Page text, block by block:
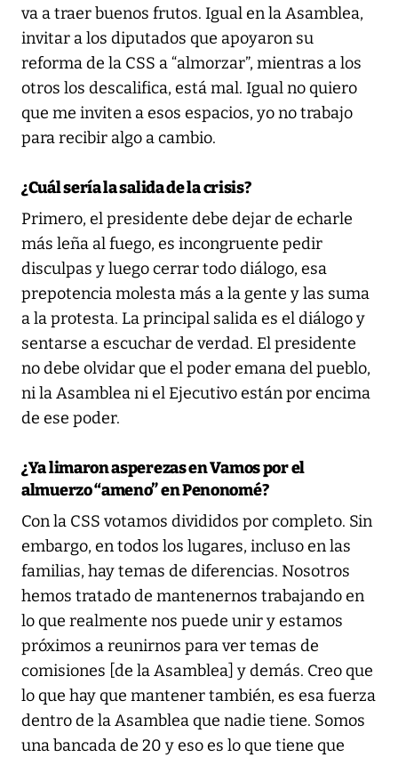
va a traer buenos frutos. Igual en la Asamblea,
invitar a los diputados que apoyaron su
reforma de la CSS a “almorzar”, mientras a los
otros los descalifica, está mal. Igual no quiero
que me inviten a esos espacios, yo no trabajo
para recibir algo a cambio.
¿Cuál sería la salida de la crisis?
Primero, el presidente debe dejar de echarle
más leña al fuego, es incongruente pedir
disculpas y luego cerrar todo diálogo, esa
prepotencia molesta más a la gente y las suma
a la protesta. La principal salida es el diálogo y
sentarse a escuchar de verdad. El presidente
no debe olvidar que el poder emana del pueblo,
ni la Asamblea ni el Ejecutivo están por encima
de ese poder.
¿Ya limaron asperezas en Vamos por el
almuerzo “ameno” en Penonomé?
Con la CSS votamos divididos por completo. Sin
embargo, en todos los lugares, incluso en las
familias, hay temas de diferencias. Nosotros
hemos tratado de mantenernos trabajando en
lo que realmente nos puede unir y estamos
próximos a reunirnos para ver temas de
comisiones [de la Asamblea] y demás. Creo que
lo que hay que mantener también, es esa fuerza
dentro de la Asamblea que nadie tiene. Somos
una bancada de 20 y eso es lo que tiene que